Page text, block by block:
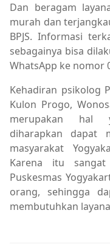
Dan beragam
murah dan
BPJS. Informasi
sebagainya bisa
WhatsApp ke nomor
Kehadiran psikolog
Kulon Progo,
merupakan hal
diharapkan dapat
masyarakat
Karena itu sangat
Puskesmas
orang, sehingga
membutuhkan